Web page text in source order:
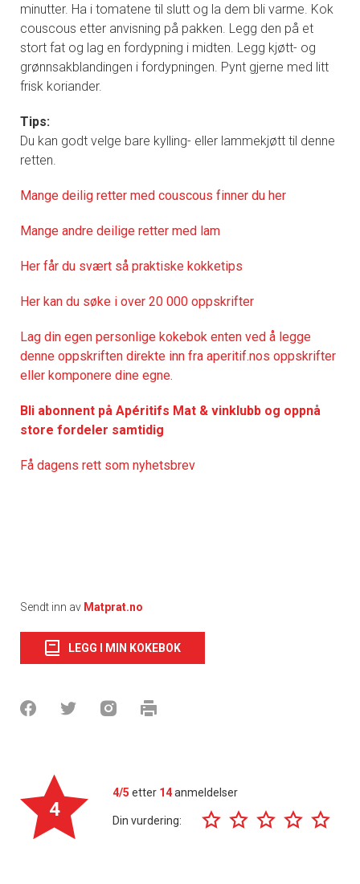
minutter. Ha i tomatene til slutt og la dem bli varme. Kok
couscous etter anvisning på pakken. Legg den på et
stort fat og lag en fordypning i midten. Legg kjøtt- og
grønnsakblandingen i fordypningen. Pynt gjerne med litt
frisk koriander.
Tips:
Du kan godt velge bare kylling- eller lammekjøtt til denne
retten.
Mange deilig retter med couscous finner du her
Mange andre deilige retter med lam
Her får du svært så praktiske kokketips
Her kan du søke i over 20 000 oppskrifter
Lag din egen personlige kokebok enten ved å legge
denne oppskriften direkte inn fra aperitif.nos oppskrifter
eller komponere dine egne.
Bli abonnent på Apéritifs Mat & vinklubb og oppnå
store fordeler samtidig
Få dagens rett som nyhetsbrev
Sendt inn av Matprat.no
LEGG I MIN KOKEBOK
4
4/5 etter 14anmeldelser
Din vurdering: